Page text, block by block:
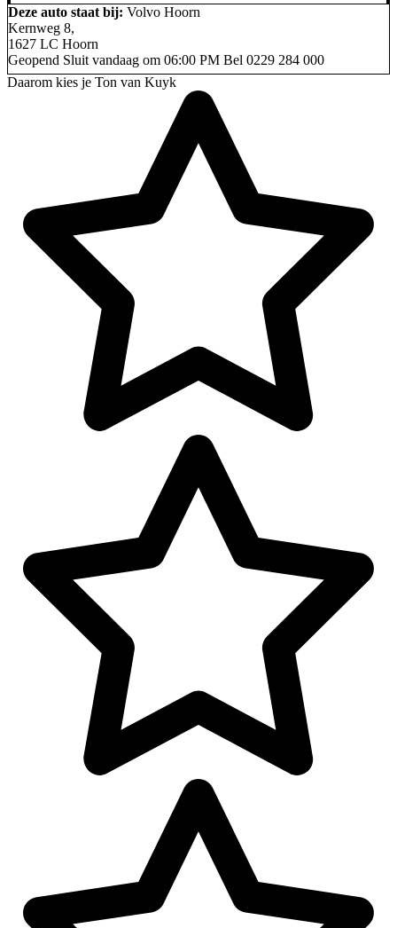
Deze auto staat bij: Volvo Hoorn
Kernweg 8,
1627 LC Hoorn
Geopend Sluit vandaag om 06:00 PM Bel 0229 284 000
Daarom kies je Ton van Kuyk